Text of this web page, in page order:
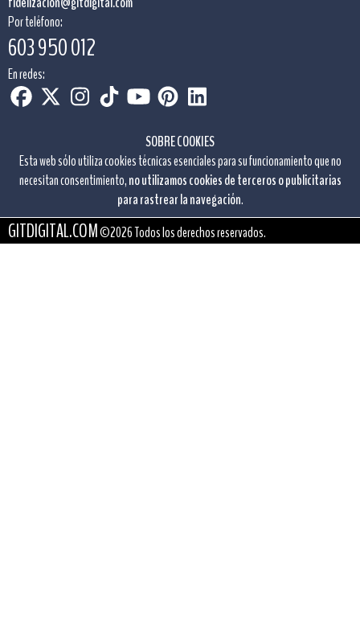
Por teléfono:
603 950 012
En redes:
SOBRE COOKIES
Esta web sólo utiliza cookies técnicas esenciales para su funcionamiento que no
necesitan consentimiento,no utilizamos cookies de terceros o publicitarias
para rastrear la navegación.
GITDIGITAL.COM©2026 Todos los derechos reservados.